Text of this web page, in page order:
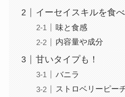
イーセイスキルを食べ
味と食感
内容量や成分
甘いタイプも！
バニラ
ストロベリーピー